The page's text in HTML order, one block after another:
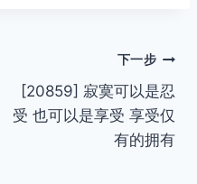
下一步
[20859] 寂寞可以是忍
受 也可以是享受 享受仅
有的拥有